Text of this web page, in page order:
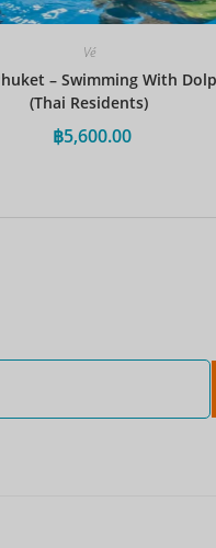
Vé
– Swimming With
(Thai Residents)
฿5,600.00